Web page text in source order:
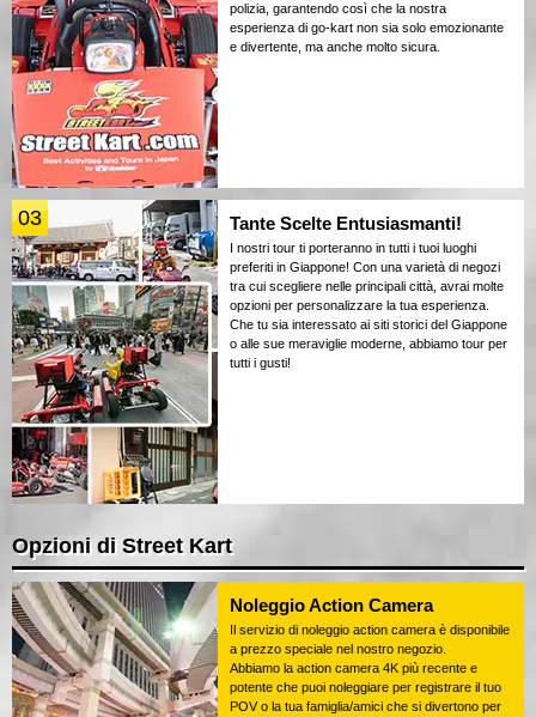
polizia, garantendo così che la nostra
esperienza di go-kart non sia solo emozionante
e divertente, ma anche molto sicura.
03 Tante Scelte Entusiasmanti!
I nostri tour ti porteranno in tutti i tuoi luoghi
preferiti in Giappone! Con una varietà di negozi
tra cui scegliere nelle principali città, avrai molte
opzioni per personalizzare la tua esperienza.
Che tu sia interessato ai siti storici del Giappone
o alle sue meraviglie moderne, abbiamo tour per
tutti i gusti!
Opzioni di Street Kart
Noleggio Action Camera
Il servizio di noleggio action camera è disponibile
a prezzo speciale nel nostro negozio.
Abbiamo la action camera 4K più recente e
potente che puoi noleggiare per registrare il tuo
POV o la tua famiglia/amici che si divertono per